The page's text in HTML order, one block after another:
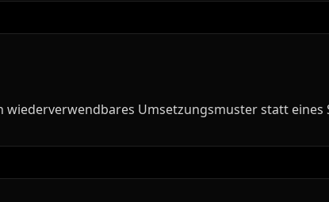
wiederverwendbares Umsetzungsmuster statt eines